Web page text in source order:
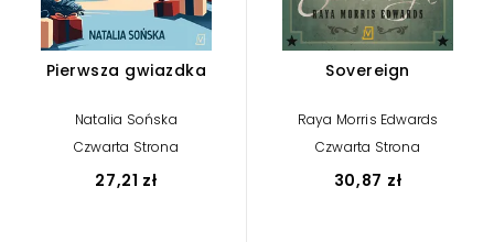
Pierwsza gwiazdka
Natalia Sońska
Czwarta Strona
27,21 zł
Sovereign
Raya Morris Edwards
Czwarta Strona
30,87 zł